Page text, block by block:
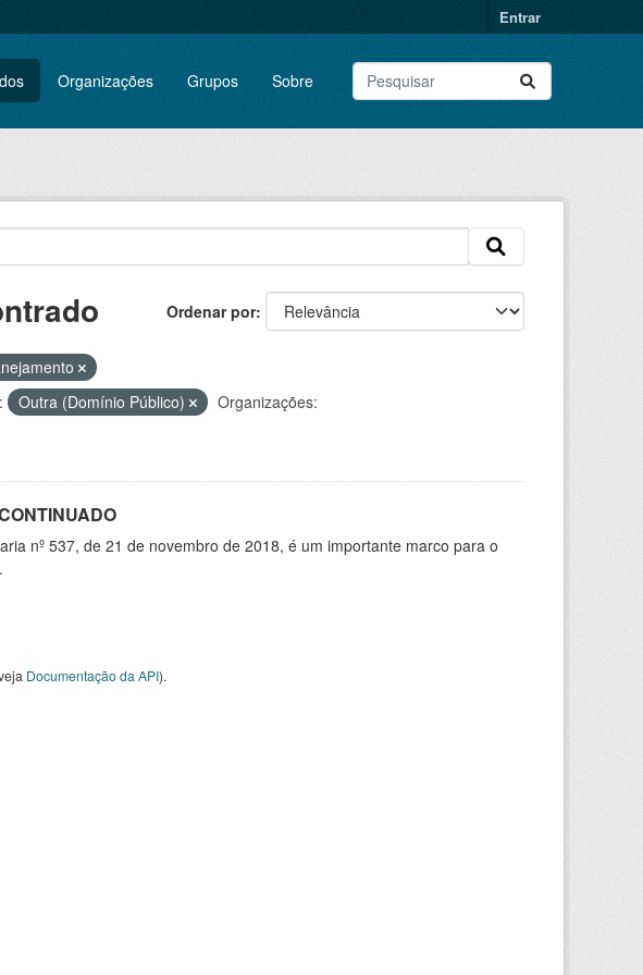
Entrar
Organizações Grupos Sobre
Ordenar por
Outra (Domínio Público)
Organizações:
nº 537, de 21 de novembro de 2018, é um importante marco para o
Documentação da API).